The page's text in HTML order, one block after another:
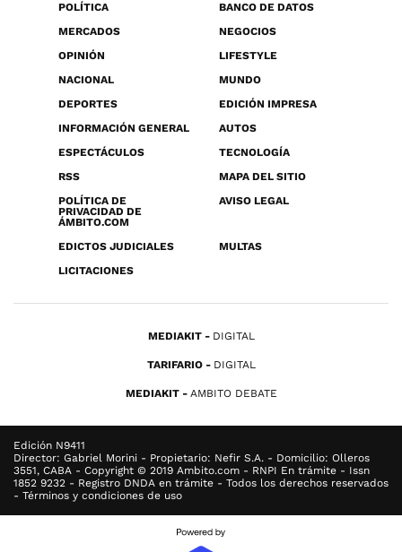
POLÍTICA
BANCO DE DATOS
MERCADOS
NEGOCIOS
OPINIÓN
LIFESTYLE
NACIONAL
MUNDO
DEPORTES
EDICIÓN IMPRESA
INFORMACIÓN GENERAL
AUTOS
ESPECTÁCULOS
TECNOLOGÍA
RSS
MAPA DEL SITIO
POLÍTICA DE
PRIVACIDAD DE
ÁMBITO.COM
AVISO LEGAL
EDICTOS JUDICIALES
MULTAS
LICITACIONES
MEDIAKIT DIGITAL
TARIFARIO DIGITAL
MEDIAKIT AMBITO DEBATE
Edición N9411
Director: Gabriel Morini - Propietario: Nefir S.A. - Domicilio: Olleros
3551, CABA - Copyright © 2019 Ambito.com - RNPI En trámite - Issn
1852 9232 - Registro DNDA en trámite - Todos los derechos reservados
- Términos y condiciones de uso